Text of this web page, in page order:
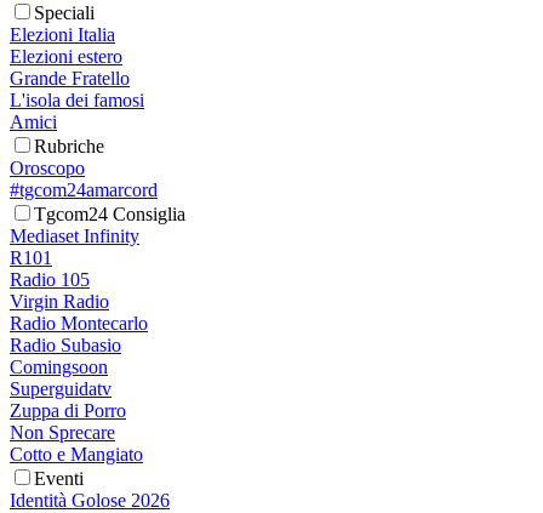
Speciali
Elezioni Italia
Elezioni estero
Grande Fratello
L'isola dei famosi
Amici
Rubriche
Oroscopo
#tgcom24amarcord
Tgcom24 Consiglia
Mediaset Infinity
R101
Radio 105
Virgin Radio
Radio Montecarlo
Radio Subasio
Comingsoon
Superguidatv
Zuppa di Porro
Non Sprecare
Cotto e Mangiato
Eventi
Identità Golose 2026